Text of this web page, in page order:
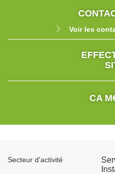
Voir les
CA
Secteur d'activité